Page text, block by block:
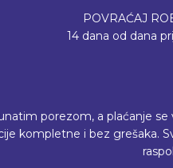
POVRAĆAJ
14 dana od dana
porezom, a plaćanje
kompletne i bez grešaka.